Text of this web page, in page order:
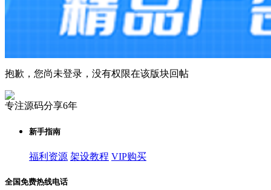
抱歉，您尚未登录，没有权限在该版块回帖
专注源码分享6年
新手指南
福利资源 架设教程 VIP购买
全国免费热线电话